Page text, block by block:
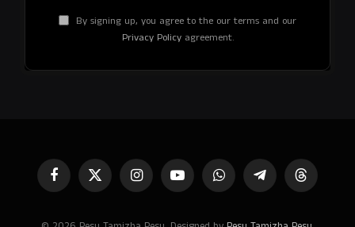
By signing up, you agree to the our terms and our
Privacy Policyagreement.
FacebookX
(Twitter)
InstagramYouTube WhatsAppTelegramThreads